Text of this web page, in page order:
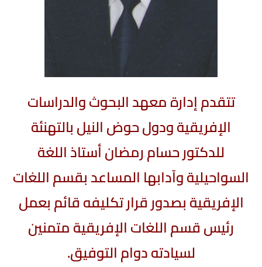
تتقدم إدارة معهد البحوث والدراسات
الإفريقية ودول حوض النيل بالتهنئة
للدكتور حسام رمضان أستاذ اللغة
السواحيلية وآدابها المساعد بقسم اللغات
الإفريقية بصدور قرار تكليفه قائم بعمل
رئيس قسم اللغات الإفريقية متمنين
لسيادته دوام التوفيق.